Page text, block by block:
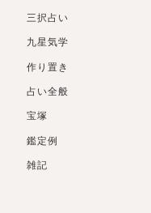
三択占い
九星気学
作り置き
占い全般
宝塚
鑑定例
雑記